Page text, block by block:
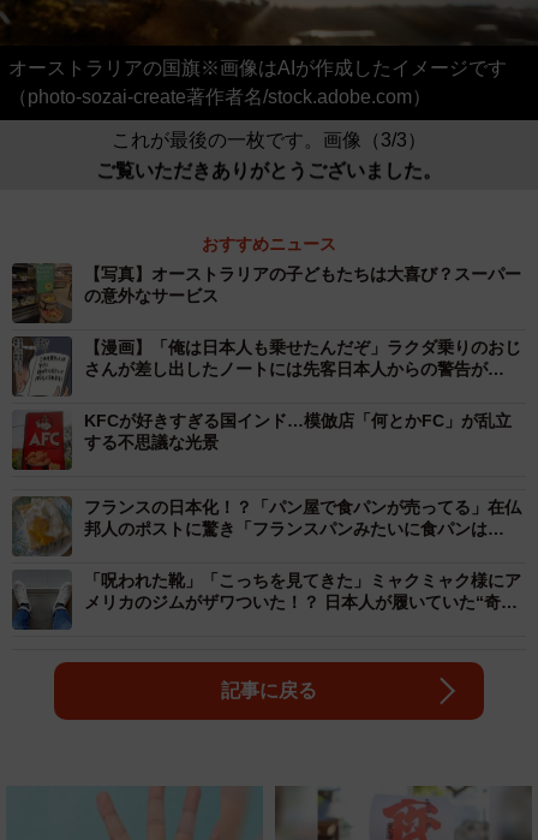
オーストラリアの国旗※画像はAIが作成したイメージです
（photo-sozai-create著作者名/stock.adobe.com）
これが最後の一枚です。画像（3/3）
ご覧いただきありがとうございました。
おすすめニュース
【写真】オーストラリアの子どもたちは大喜び？スーパー
の意外なサービス
【漫画】「俺は日本人も乗せたんだぞ」ラクダ乗りのおじ
さんが差し出したノートには先客日本人からの警告が…
KFCが好きすぎる国インド…模倣店「何とかFC」が乱立
する不思議な光景
フランスの日本化！？「パン屋で食パンが売ってる」在仏
邦人のポストに驚き「フランスパンみたいに食パンは
「呪われた靴」「こっちを見てきた」ミャクミャク様にア
メリカのジムがザワついた！？ 日本人が履いていた“奇抜
記事に戻る